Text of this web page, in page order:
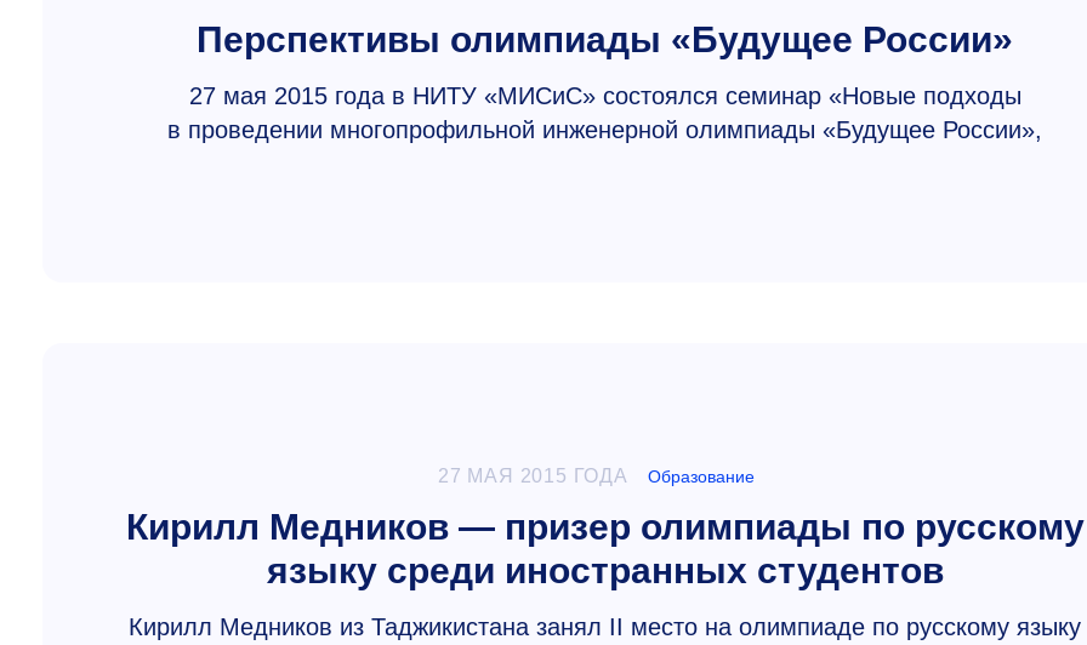
Перспективы олимпиады «Будущее России»
27 мая 2015 года в НИТУ «МИСиС» состоялся семинар «Новые подходы
в проведении многопрофильной инженерной олимпиады «Будущее России»,
27 МАЯ 2015 ГОДА Образование
Кирилл Медников — призер олимпиады по русскому
языку среди иностранных студентов
Кирилл Медников из Таджикистана занял II место на олимпиаде по русскому языку